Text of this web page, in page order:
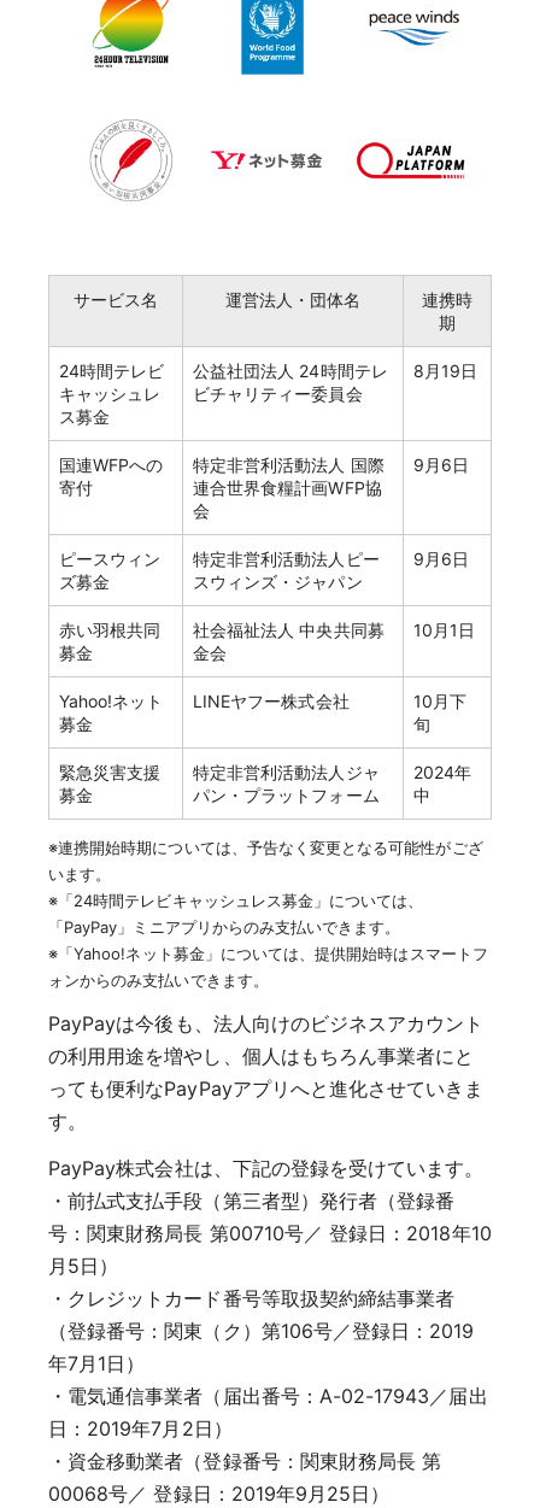
サービス名 運営法人・団体名
連携時
期
24時間テレビ
キャッシュレ
ス募金
公益社団法人 24時間テレ
ビチャリティー委員会
8月19日
国連WFPへの
寄付
特定非営利活動法人 国際
連合世界食糧計画WFP協
会
9月6日
ピースウィン
ズ募金
特定非営利活動法人ピー
スウィンズ・ジャパン
9月6日
赤い羽根共同
募金
社会福祉法人 中央共同募
金会
10月1日
Yahoo!ネット
募金
LINEヤフー株式会社
10月下
旬
緊急災害支援
募金
特定非営利活動法人ジャ
パン・プラットフォーム
2024年
中
※連携開始時期については、予告なく変更となる可能性がござ
います。
※「24時間テレビキャッシュレス募金」については、
「PayPay」ミニアプリからのみ支払いできます。
※「Yahoo!ネット募金」については、提供開始時はスマートフ
ォンからのみ支払いできます。
PayPayは今後も、法人向けのビジネスアカウント
の利用用途を増やし、個人はもちろん事業者にと
っても便利なPayPayアプリへと進化させていきま
す。
PayPay株式会社は、下記の登録を受けています。
・前払式支払手段（第三者型）発行者（登録番
号：関東財務局長 第00710号／ 登録日：2018年10
月5日）
・クレジットカード番号等取扱契約締結事業者
（登録番号：関東（ク）第106号／登録日：2019
年7月1日）
・電気通信事業者（届出番号：A-02-17943／届出
日：2019年7月2日）
・資金移動業者（登録番号：関東財務局長 第
00068号／ 登録日：2019年9月25日）